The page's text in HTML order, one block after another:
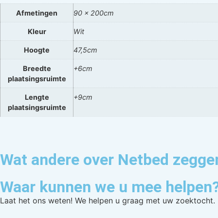
Afmetingen 90 x 200cm
Kleur Wit
Hoogte 47,5cm
Breedte
plaatsingsruimte
+6cm
Lengte
plaatsingsruimte
+9cm
Wat andere over Netbed
Waar kunnen we u mee
Laat het ons weten! We helpen u graag met uw zoektocht.